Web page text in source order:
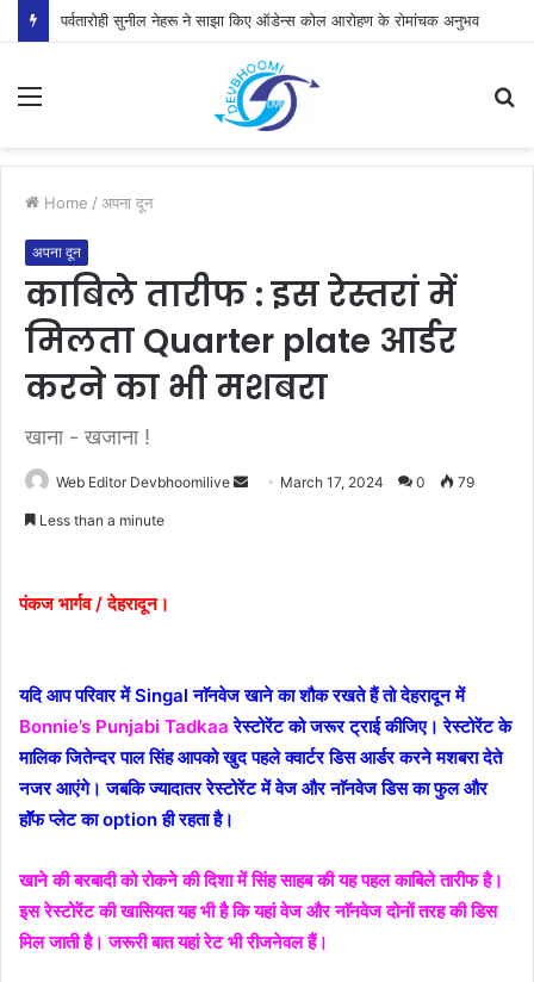
पर्वतारोही सुनील नेहरू ने साझा किए ऑडेन्स कोल आरोहण के रोमांचक अनुभव
Menu
Home / अपना दून
अपना दून
काबिले तारीफ : इस रेस्तरां में
मिलता Quarter plate आर्डर
करने का भी मशबरा
खाना - खजाना !
Web Editor Devbhoomilive
Send March 17, 2024 0 79
Less than a minute
पंकज भार्गव / देहरादून।
यदि आप परिवार में Singal नाॅनवेज खाने का शौक रखते हैं तो देहरादून में
Bonnie’s Punjabi Tadkaa रेस्टोरेंट को जरूर ट्राई कीजिए। रेस्टोरेंट के
मालिक जितेन्दर पाल सिंह आपको खुद पहले क्वार्टर डिस आर्डर करने मशबरा देते
नजर आएंगे। जबकि ज्यादातर रेस्टोरेंट में वेज और नाॅनवेज डिस का फुल और
हाॅॅॅफ प्लेट का option ही रहता है।
खाने की बरबादी को रोकने की दिशा में सिंह साहब की यह पहल काबिले तारीफ है।
इसरेस्टोरेंटकी खासियत यह भी है कि यहां वेज और नाॅनवेज दोनों तरह की डिस
मिल जाती है। जरूरी बात यहां रेट भी रीजनेवल हैं।